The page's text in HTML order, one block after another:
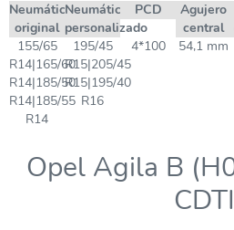
Neumático
original
Neumático
personalizado
PCD
Agujero
central
155/65
R14|165/60
R14|185/50
R14|185/55
R14
195/45
R15|205/45
R15|195/40
R16
4*100 54,1 mm
Opel Agila B
CDTI